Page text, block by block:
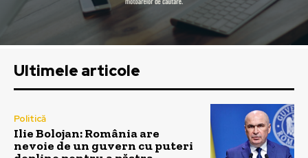
Ultimele articole
Politică
Ilie Bolojan: România are
nevoie de un guvern cu puteri